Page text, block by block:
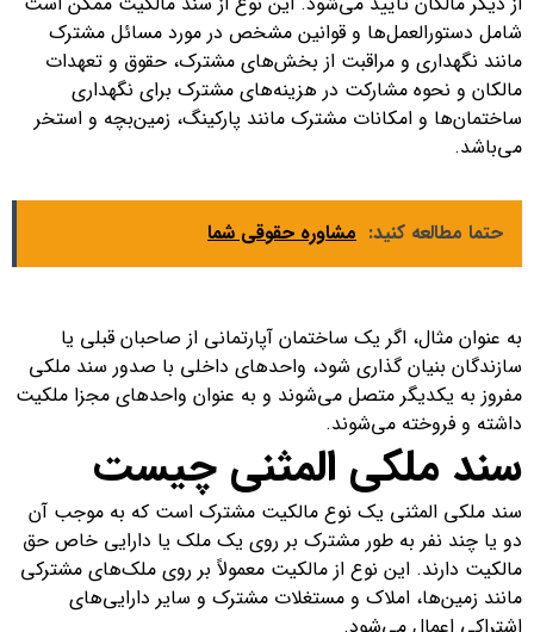
شامل دستورالعمل‌ها و قوانین مشخص در مورد مسائل مشترک
مانند نگهداری و مراقبت از بخش‌های مشترک، حقوق و تعهدات
مالکان و نحوه مشارکت در هزینه‌های مشترک برای نگهداری
ساختمان‌ها و امکانات مشترک مانند پارکینگ، زمین‌بچه و استخر
می‌باشد.
حتما مطالعه کنید: مشاوره حقوقی شما
به عنوان مثال، اگر یک ساختمان آپارتمانی از صاحبان قبلی یا
سازندگان بنیان گذاری شود، واحدهای داخلی با صدور سند ملکی
مفروز به یکدیگر متصل می‌شوند و به عنوان واحدهای مجزا ملکیت
داشته و فروخته می‌شوند.
سند ملکی المثنی چیست
سند ملکی المثنی یک نوع مالکیت مشترک است که به موجب آن
دو یا چند نفر به طور مشترک بر روی یک ملک یا دارایی خاص حق
مالکیت دارند. این نوع از مالکیت معمولاً بر روی ملک‌های مشترکی
مانند زمین‌ها، املاک و مستغلات مشترک و سایر دارایی‌های